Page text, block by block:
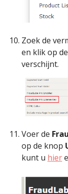
Zoek de
en klik op
verschijnt.
Voer de
op de knop
kunt u hier